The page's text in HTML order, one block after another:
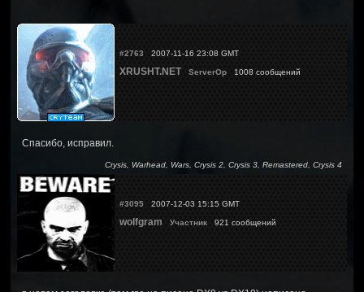
#2763 2007-11-16 23:08 GMT
XRUSHT.NET ServerOp 1008 сообщений
Спасибо, исправил.
Crysis, Warhead, Wars, Crysis 2, Crysis 3, Remastered, Crysis 4
#3095 2007-12-03 15:15 GMT
wolfgram Участник 921 сообщений